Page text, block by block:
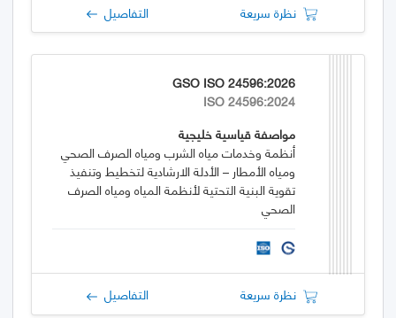
نظرة سريعة التفاصيل
GSO ISO 24596:2026
ISO 24596:2024
مواصفة قياسية خليجية
أنظمة وخدمات مياه الشرب ومياه الصرف الصحي
ومياه الأمطار – الأدلة الارشادية لتخطيط وتنفيذ
تقوية البنية التحتية لأنظمة المياه ومياه الصرف
الصحي
نظرة سريعة التفاصيل